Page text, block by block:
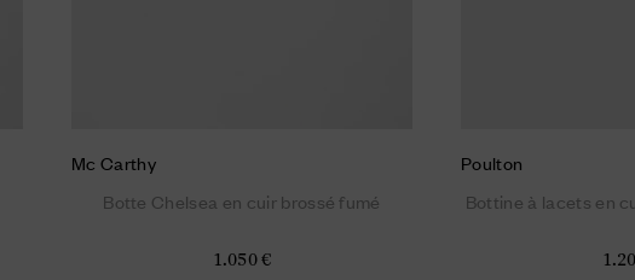
Mc Carthy
Botte Chelsea en cuir brossé fumé
1.050 €
Poulton
Bottine à lacets en